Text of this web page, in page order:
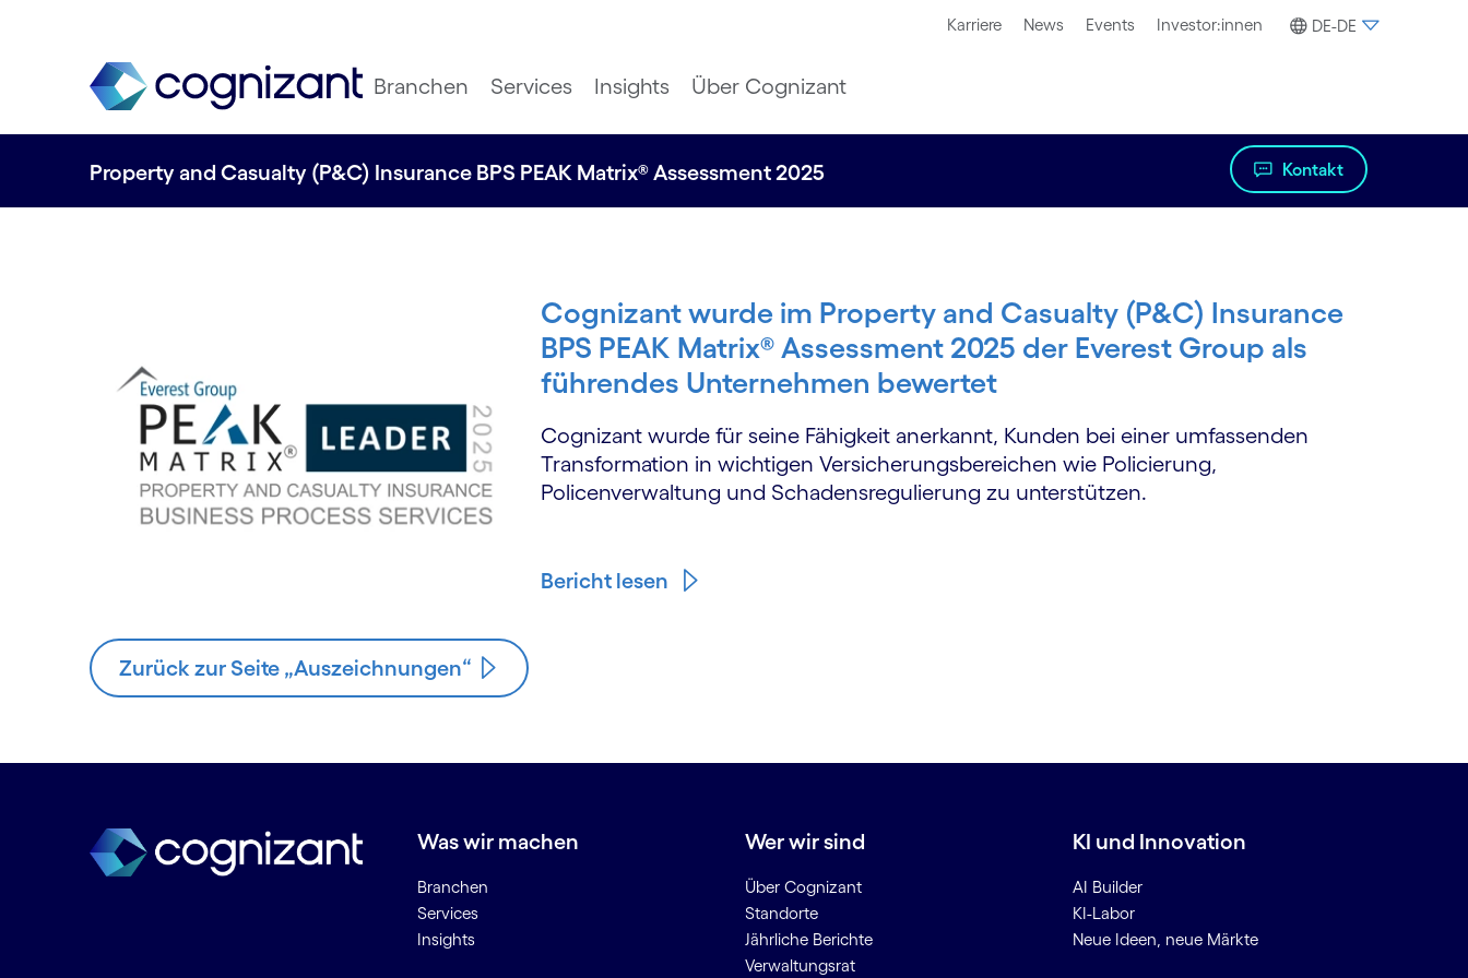
Karriere News Events Investor:innen DE-DE
Branchen Services Insights Über Cognizant
Property and Casualty (P&C) Insurance BPS PEAK Matrix® Assessment 2025 Kontakt
Cognizant wurde im Property and Casualty (P&C) Insurance
BPS PEAK Matrix® Assessment 2025 der Everest Group als
führendes Unternehmen bewertet
Cognizant wurde für seine Fähigkeit anerkannt, Kunden bei einer umfassenden
Transformation in wichtigen Versicherungsbereichen wie Policierung,
Policenverwaltung und Schadensregulierung zu unterstützen.
Bericht lesen
Zurück zur Seite „Auszeichnungen“
Was wir machen
Branchen
Services
Insights
Wer wir sind
Über Cognizant
Standorte
Jährliche Berichte
Verwaltungsrat
KI und Innovation
AI Builder
KI-Labor
Neue Ideen, neue Märkte